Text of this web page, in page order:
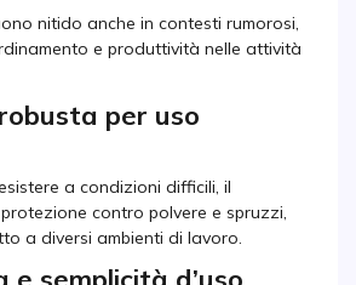
nitido anche in contesti rumorosi,
e produttività nelle attività
per uso
a condizioni difficili, il
contro polvere e spruzzi,
a diversi ambienti di lavoro.